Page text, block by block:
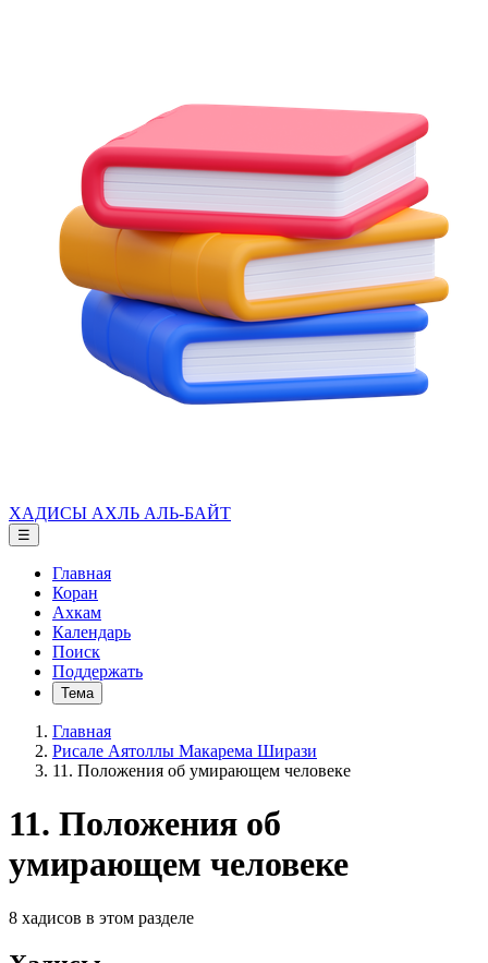
ХАДИСЫ АХЛЬ АЛЬ-БАЙТ
☰
Главная
Коран
Ахкам
Календарь
Поиск
Поддержать
Тема
Главная
Рисале Аятоллы Макарема Ширази
11. Положения об умирающем человеке
11. Положения об
умирающем человеке
8 хадисов в этом разделе